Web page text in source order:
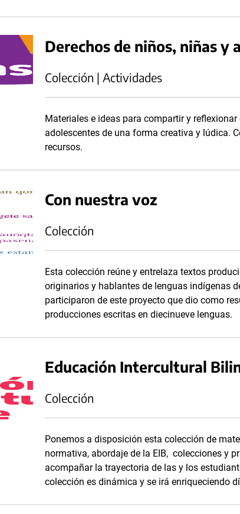
Derechos de niños, niñas y
Colección | Actividades
Materiales e ideas para compartir y
adolescentes de una forma creativa y lúdica.
recursos.
Con nuestra voz
Colección
Esta colección reúne y entrelaza textos
originarios y hablantes de lenguas indígenas
participaron de este proyecto que dio como
producciones escritas en diecinueve lenguas.
Educación Intercultural
Colección
Ponemos a disposición esta colección de
normativa, abordaje de la EIB, colecciones y
acompañar la trayectoria de las y los
colección es dinámica y se irá enriqueciendo